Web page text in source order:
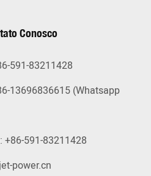
Conosco
591-83211428
13696836615 (Whatsapp
+86-591-83211428
power.cn